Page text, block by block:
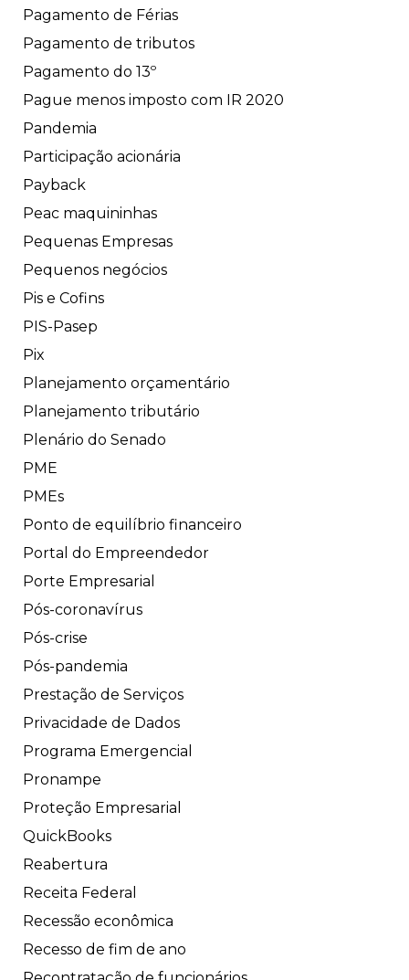
Pagamento de Férias
Pagamento de tributos
Pagamento do 13º
Pague menos imposto com IR 2020
Pandemia
Participação acionária
Payback
Peac maquininhas
Pequenas Empresas
Pequenos negócios
Pis e Cofins
PIS-Pasep
Pix
Planejamento orçamentário
Planejamento tributário
Plenário do Senado
PME
PMEs
Ponto de equilíbrio financeiro
Portal do Empreendedor
Porte Empresarial
Pós-coronavírus
Pós-crise
Pós-pandemia
Prestação de Serviços
Privacidade de Dados
Programa Emergencial
Pronampe
Proteção Empresarial
QuickBooks
Reabertura
Receita Federal
Recessão econômica
Recesso de fim de ano